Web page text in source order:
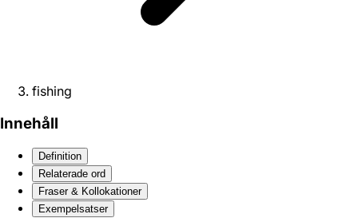
fishing
Innehåll
Definition
Relaterade ord
Fraser & Kollokationer
Exempelsatser